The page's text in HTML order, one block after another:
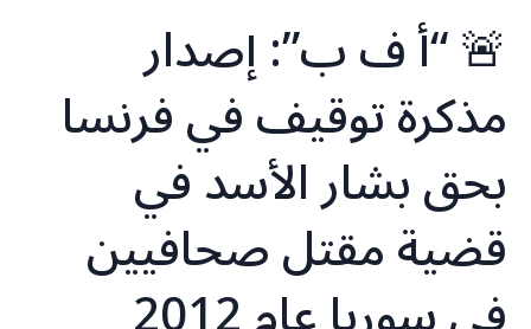
🚨 “أ ف ب”: إصدار
مذكرة توقيف في فرنسا
بحق بشار الأسد في
قضية مقتل صحافيين